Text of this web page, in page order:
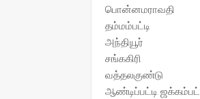
பொன்னமராவதி
தம்மம்பட்டி
அந்தியூர்
சங்ககிரி
வத்தலகுண்டு
ஆண்டிப்பட்டி